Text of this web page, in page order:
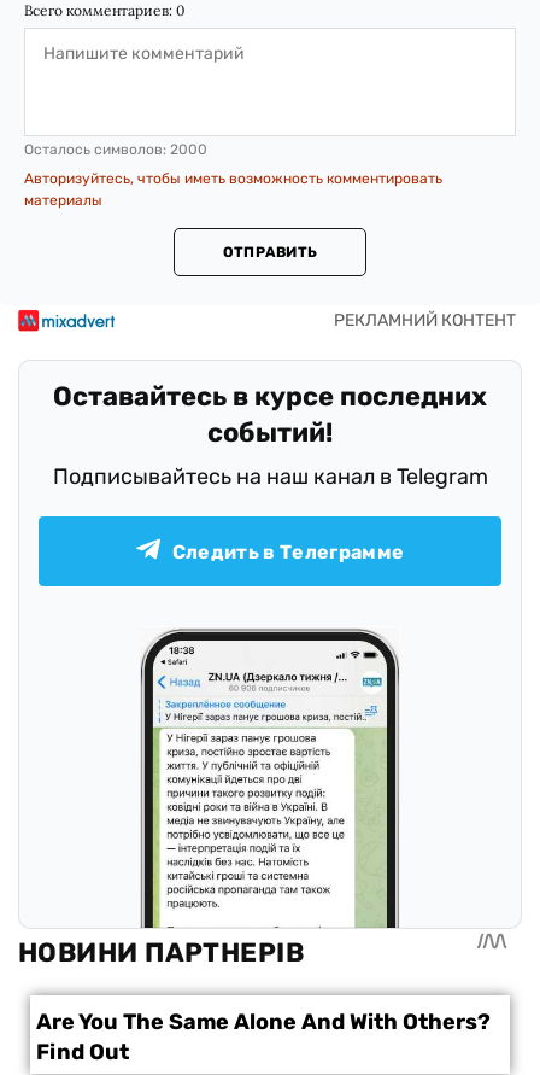
Всего комментариев: 0
Осталось символов: 2000
Авторизуйтесь, чтобы иметь возможность комментировать
материалы
ОТПРАВИТЬ
Оставайтесь в курсе последних
событий!
Подписывайтесь на наш канал в Telegram
Следить в Телеграмме